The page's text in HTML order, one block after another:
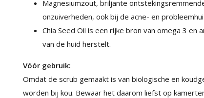
Magnesiumzout, briljante
onzuiverheden, ook bij de acne- en
Chia Seed Oil is een rijke bron van omega 3
van de huid herstelt.
Vóór gebruik:
Omdat de scrub gemaakt is van biologische en
worden bij kou. Bewaar het daarom liefst op